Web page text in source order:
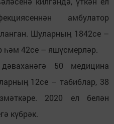
амбулатор
Шуларның 1842се –
һәм 42се – яшүсмерләр.
50 медицина
12се – табиблар, 38
2020 ел белән
күбрәк.